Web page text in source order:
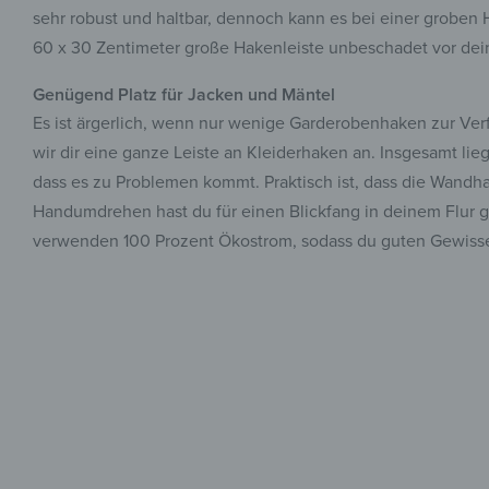
sehr robust und haltbar, dennoch kann es bei einer
60 x 30 Zentimeter große Hakenleiste unbeschadet vor
Genügend Platz für Jacken und Mäntel
Es ist ärgerlich, wenn nur wenige Garderobenhaken zur
wir dir eine ganze Leiste an Kleiderhaken an. Insgesamt
dass es zu Problemen kommt. Praktisch ist, dass die
Handumdrehen hast du für einen Blickfang in deinem
verwenden 100 Prozent Ökostrom, sodass du guten